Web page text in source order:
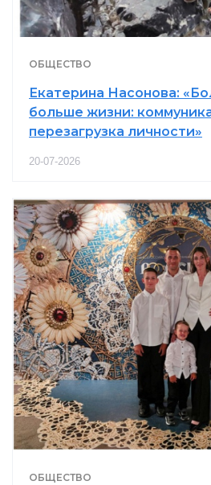
ОБЩЕСТВО
Екатерина Насонова:
больше жизни:
перезагрузка личности»
20-07-2026
ОБЩЕСТВО